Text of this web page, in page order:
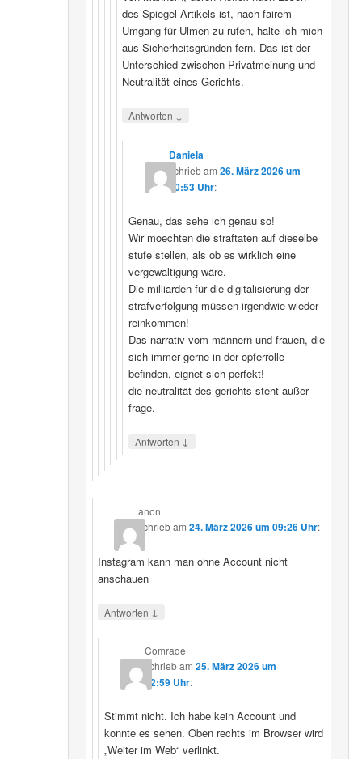
des Spiegel-Artikels ist, nach fairem
Umgang für Ulmen zu rufen, halte ich mich
aus Sicherheitsgründen fern. Das ist der
Unterschied zwischen Privatmeinung und
Neutralität eines Gerichts.
Antworten ↓
Daniela
schriebam 26. März 2026 um
10:53 Uhr:
Genau, das sehe ich genau so!
Wir moechten die straftaten auf dieselbe
stufe stellen, als ob es wirklich eine
vergewaltigung wäre.
Die milliarden für die digitalisierung der
strafverfolgung müssen irgendwie wieder
reinkommen!
Das narrativ vom männern und frauen, die
sich immer gerne in der opferrolle
befinden, eignet sich perfekt!
die neutralität des gerichts steht außer
frage.
Antworten ↓
anon
schriebam24. März 2026 um 09:26 Uhr:
Instagram kann man ohne Account nicht
anschauen
Antworten ↓
Comrade
schriebam 25. März 2026 um
12:59 Uhr:
Stimmt nicht. Ich habe kein Account und
konnte es sehen. Oben rechts im Browser wird
„Weiter im Web“ verlinkt.